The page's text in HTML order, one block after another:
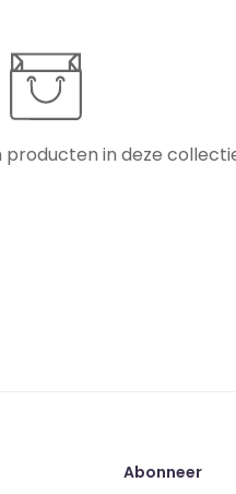
producten in deze
Abonneer